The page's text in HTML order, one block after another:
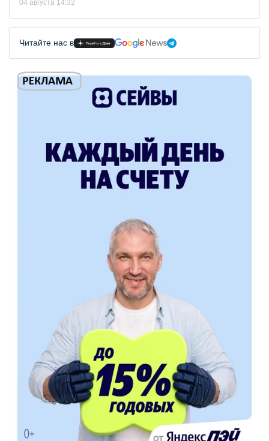
04 августа 14:32
Читайте нас в